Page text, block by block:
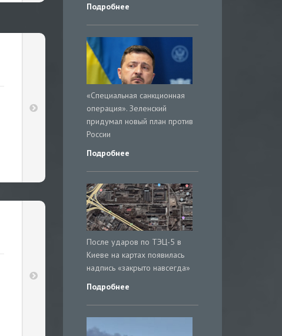
Подробнее
«Специальная санкционная
операция». Зеленский
придумал новый план против
России
Подробнее
После ударов по ТЭЦ-5 в
Киеве на картах появилась
надпись «закрыто навсегда»
Подробнее